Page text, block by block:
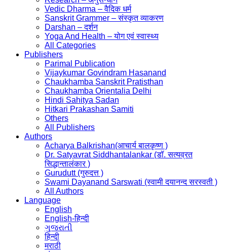
Vedic Dharma – वैदिक धर्म
Sanskrit Grammer – संस्कृत व्याकरण
Darshan – दर्शन
Yoga And Health – योग एवं स्वास्थ्य
All Categories
Publishers
Parimal Publication
Vijaykumar Govindram Hasanand
Chaukhamba Sanskrit Pratisthan
Chaukhamba Orientalia Delhi
Hindi Sahitya Sadan
Hitkari Prakashan Samiti
Others
All Publishers
Authors
Acharya Balkrishan(आचार्य बालकृष्ण )
Dr. Satyavrat Siddhantalankar (डॉ. सत्यव्रत
सिद्धान्तालंकार )
Gurudutt (गुरुदत्त )
Swami Dayanand Sarswati (स्वामी दयानन्द सरस्वती )
All Authors
Language
English
English-हिन्दी
ગુજરાતી
हिन्दी
मराठी